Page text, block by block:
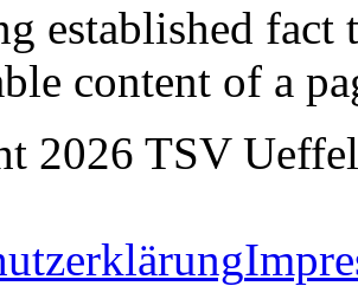
established fact
content of a
2026 TSV